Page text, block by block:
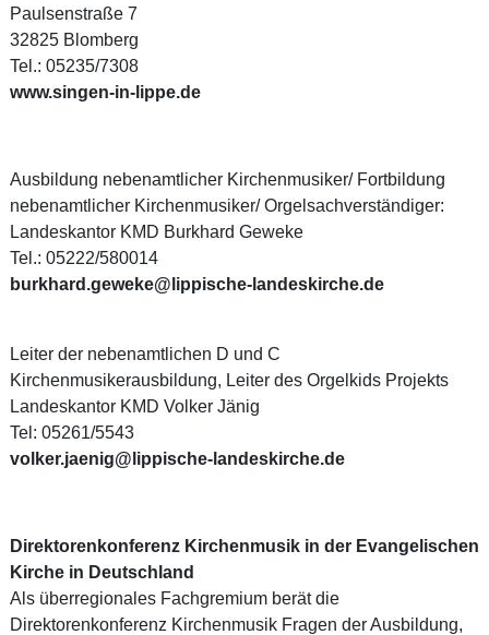
Paulsenstraße 7
32825 Blomberg
Tel.: 05235/7308
www.singen-in-lippe.de
Ausbildung nebenamtlicher Kirchenmusiker/ Fortbildung
nebenamtlicher Kirchenmusiker/ Orgelsachverständiger:
Landeskantor KMD Burkhard Geweke
Tel.: 05222/580014
burkhard.geweke@lippische-landeskirche.de
Leiter der nebenamtlichen D und C
Kirchenmusikerausbildung, Leiter des Orgelkids Projekts
Landeskantor KMD Volker Jänig
Tel: 05261/5543
volker.jaenig@lippische-landeskirche.de
Direktorenkonferenz Kirchenmusik in der Evangelischen
Kirche in Deutschland
Als überregionales Fachgremium berät die
Direktorenkonferenz Kirchenmusik Fragen der Ausbildung,